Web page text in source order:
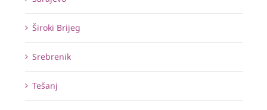
Široki Brijeg
Srebrenik
Tešanj